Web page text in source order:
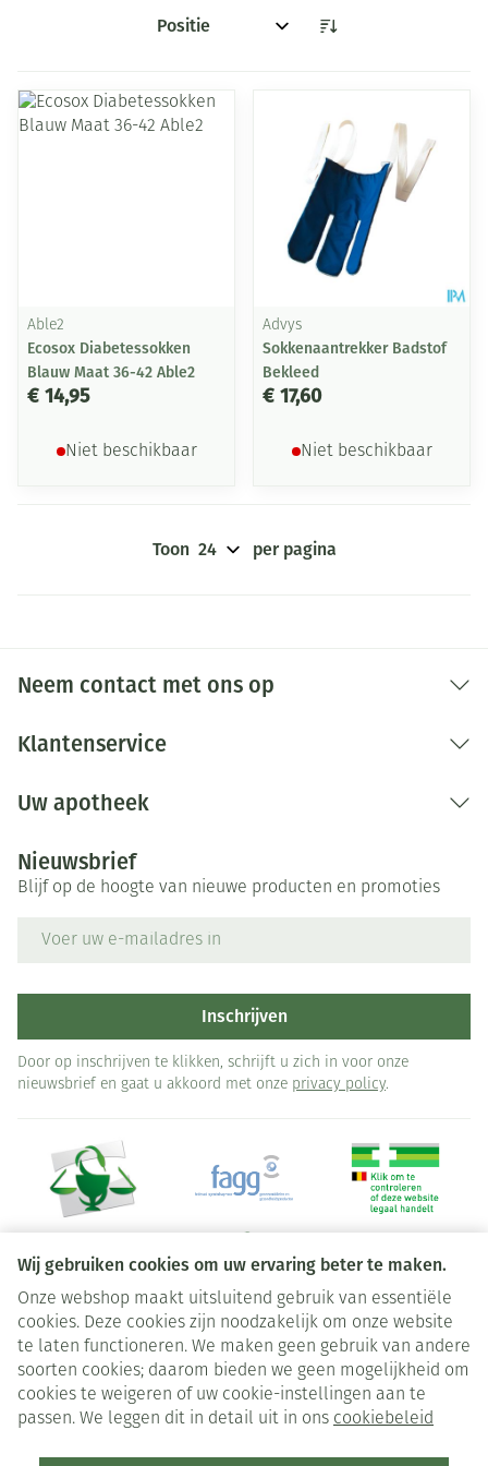
Wij gebruiken cookies om uw ervaring beter te maken.
Onze webshop maakt uitsluitend gebruik van essentiële
cookies. Deze cookies zijn noodzakelijk om onze website
te laten functioneren. We maken geen gebruik van andere
soorten cookies; daarom bieden we geen mogelijkheid om
cookies te weigeren of uw cookie-instellingen aan te
passen. We leggen dit in detail uit in ons cookiebeleid
Sorteer op:
Able2
Ecosox Diabetessokken
Blauw Maat 36-42 Able2
€ 14,95
Niet beschikbaar
Advys
Sokkenaantrekker Badstof
Bekleed
€ 17,60
Niet beschikbaar
Toon per pagina
Neem contact met ons op
Klantenservice
Uw apotheek
Nieuwsbrief
Blijf op de hoogte van nieuwe producten en promoties
Inschrijven
Door op inschrijven te klikken, schrijft u zich in voor onze
nieuwsbrief en gaat u akkoord met onze privacy policy.
Juridische links